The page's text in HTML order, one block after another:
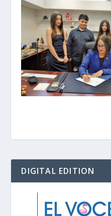
DIGITAL EDITION